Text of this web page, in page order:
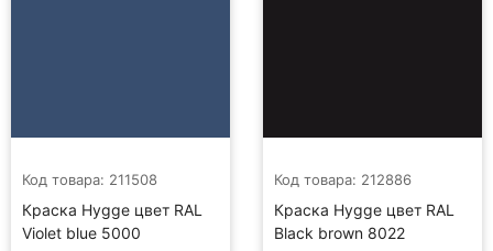
Код товара: 211508
Краска Hygge цвет RAL
Violet blue 5000
Код товара: 212886
Краска Hygge цвет RAL
Black brown 8022